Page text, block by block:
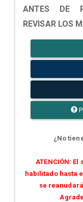
ANTES DE
REVISAR LOS
¿No
ATENCIÓN: El
habilitado hasta el
se reanudará